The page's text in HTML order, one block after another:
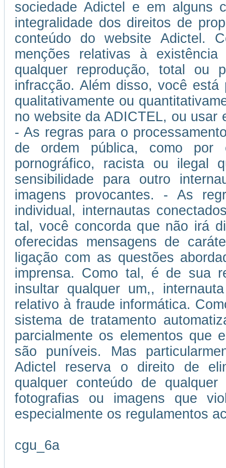
sociedade Adictel e em alguns
integralidade dos direitos de
conteúdo do website Adictel.
menções relativas à
qualquer reprodução, total ou
infracção. Além disso, você
qualitativamente ou
no website da ADICTEL, ou usar
- As regras para o
de ordem pública, como por
pornográfico, racista ou ilegal
sensibilidade para outro
imagens provocantes. - As
individual, internautas
tal, você concorda que não irá
oferecidas mensagens de
ligação com as questões
imprensa. Como tal, é de sua
insultar qualquer um,,
relativo à fraude informática.
sistema de tratamento
parcialmente os elementos que
são puníveis. Mas
Adictel reserva o direito de
qualquer conteúdo de
fotografias ou imagens que
especialmente os regulamentos
cgu_6a